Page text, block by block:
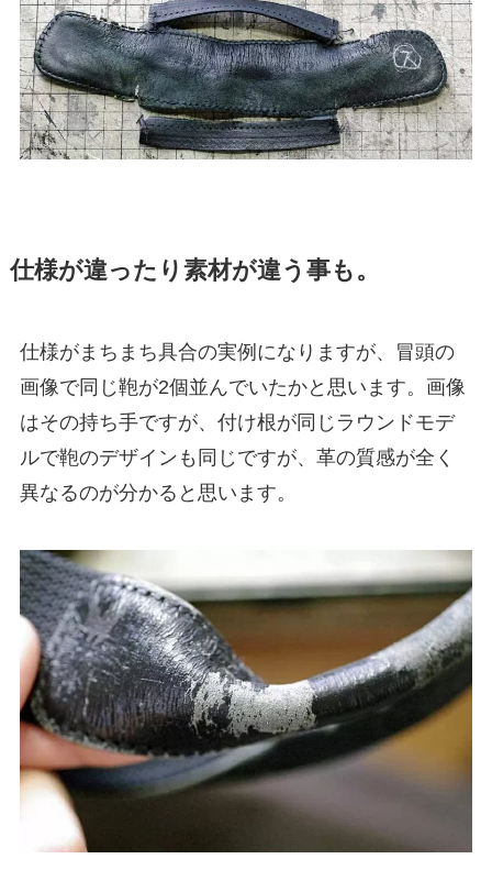
仕様が違ったり素材が違う事も。
仕様がまちまち具合の実例になりますが、冒頭の
画像で同じ鞄が2個並んでいたかと思います。画像
はその持ち手ですが、付け根が同じラウンドモデ
ルで鞄のデザインも同じですが、革の質感が全く
異なるのが分かると思います。